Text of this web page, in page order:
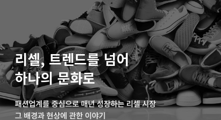
리셀, 트렌드를 넘어
하나의 문화로
패션업계를 중심으로 매년 성장하는 리셀 시장
그 배경과 현상에 관한 이야기